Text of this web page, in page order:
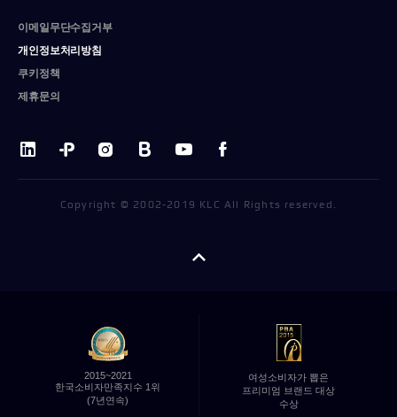
이메일무단수집거부
개인정보처리방침
쿠키정책
제휴문의
Copyright © 2002-2019 KLC All Rights reserved.
펼치기/
2015~2021
한국소비자만족지수 1위
(7년연속)
여성소비자가 뽑은
프리미엄 브랜드 대상
수상